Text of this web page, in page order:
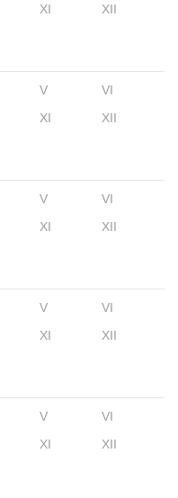
XI XII
V
VI
XI XII
V
VI
XI XII
V
VI
XI XII
V
VI
XI XII